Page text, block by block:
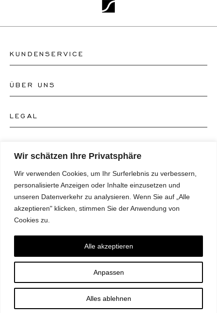
Wir schätzen Ihre Privatsphäre
Wir verwenden Cookies, um Ihr Surferlebnis zu verbessern,
personalisierte Anzeigen oder Inhalte einzusetzen und
unseren Datenverkehr zu analysieren. Wenn Sie auf „Alle
akzeptieren" klicken, stimmen Sie der Anwendung von
Cookies zu.
Anpassen
Alles ablehnen
Alle akzeptieren
KUNDENSERVICE
Kontakt Uhrengeschäft
ÜBER UNS
Über uns
Magazin
Presse
LEGAL
Datenschutzrichtlinie
Impressum
Barrierefreiheitserklärung
Einwilligungspräferenzen
Instagram
Facebook
SPRACHE
Deutsch
English
NEWSLETTER
ABONNIEREN